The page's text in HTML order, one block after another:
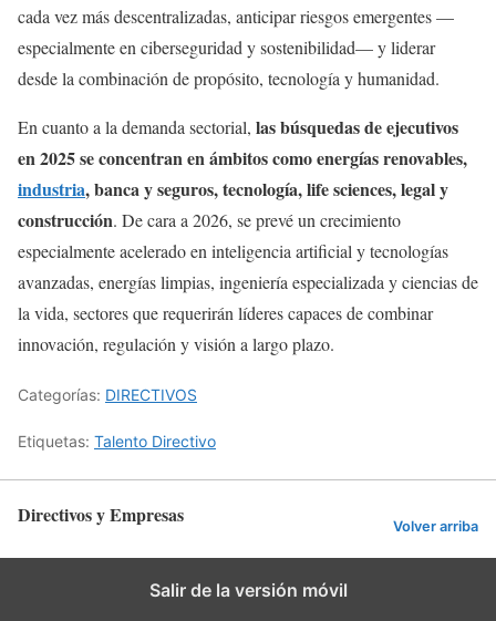
cada vez más descentralizadas, anticipar riesgos emergentes —
especialmente en ciberseguridad y sostenibilidad— y liderar
desde la combinación de propósito, tecnología y humanidad.
En cuanto a la demanda sectorial, las búsquedas de ejecutivos
en 2025 se concentran en ámbitos como energías renovables,
industria, banca y seguros, tecnología, life sciences, legal y
construcción. De cara a 2026, se prevé un crecimiento
especialmente acelerado en inteligencia artificial y tecnologías
avanzadas, energías limpias, ingeniería especializada y ciencias de
la vida, sectores que requerirán líderes capaces de combinar
innovación, regulación y visión a largo plazo.
Categorías: DIRECTIVOS
Etiquetas: Talento Directivo
Directivos y Empresas Volver arriba
Salir de la versión móvil